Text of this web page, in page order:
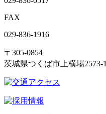
FAX
029-836-1916
〒305-0854
茨城県つくば市上横場2573-1